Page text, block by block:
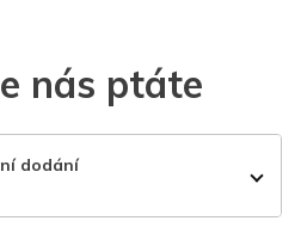
nás ptáte
dodání